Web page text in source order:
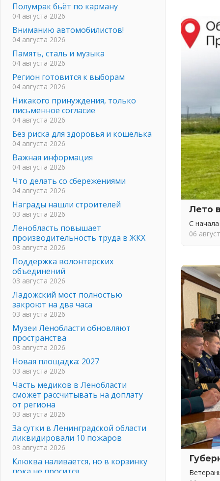
Лето
С
06
Полумрак бьёт по карману
04 августа 2026
Вниманию автомобилистов!
04 августа 2026
Память, сталь и музыка
04 августа 2026
Регион готовится к выборам
04 августа 2026
Никакого принуждения, только
письменное согласие
04 августа 2026
Без риска для здоровья и кошелька
04 августа 2026
Важная информация
04 августа 2026
Что делать со сбережениями
04 августа 2026
Награды нашли строителей
03 августа 2026
Ленобласть повышает
производительность труда в ЖКХ
03 августа 2026
Поддержка волонтерских
объединений
03 августа 2026
Ладожский мост полностью
закроют на два часа
03 августа 2026
Музеи Ленобласти обновляют
пространства
03 августа 2026
Новая площадка: 2027
03 августа 2026
Часть медиков в Ленобласти
сможет рассчитывать на доплату
от региона
03 августа 2026
За сутки в Ленинградской области
ликвидировали 10 пожаров
03 августа 2026
Клюква наливается, но в корзинку
пока не просится